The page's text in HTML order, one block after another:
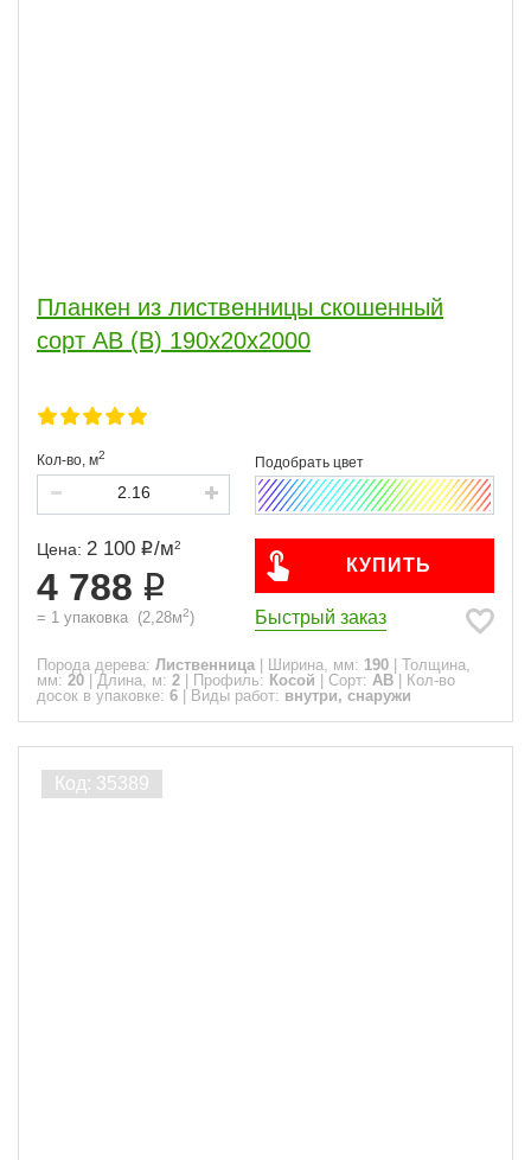
Планкен из лиственницы скошенный
сорт АВ (В) 190x20x2000
Кол-во, м2
Цена: 2 100 /м2
4 788
= 1 упаковка (2,28м2)
КУПИТЬ
Быстрый заказ
Порода дерева: Лиственница Ширина, мм: 190
Толщина,
мм: 20 Длина, м: 2 Профиль: Косой Сорт: АВ
Кол-во
досок в упаковке: 6 Виды работ: внутри, снаружи